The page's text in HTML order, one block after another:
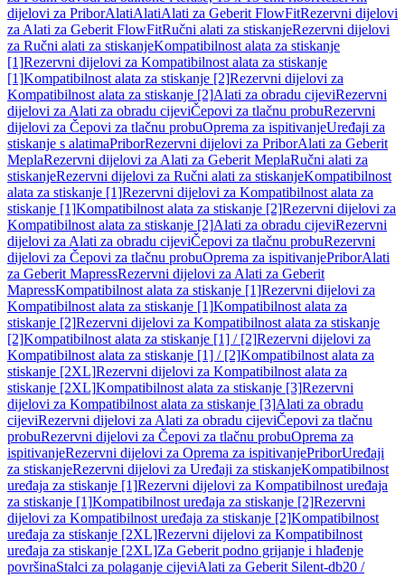
dijelovi za PriborAlatiAlatiAlati za Geberit FlowFitRezervni dijelovi
za Alati za Geberit FlowFitRučni alati za stiskanjeRezervni dijelovi
za Ručni alati za stiskanjeKompatibilnost alata za stiskanje
[1]Rezervni dijelovi za Kompatibilnost alata za stiskanje
[1]Kompatibilnost alata za stiskanje [2]Rezervni dijelovi za
Kompatibilnost alata za stiskanje [2]Alati za obradu cijeviRezervni
dijelovi za Alati za obradu cijeviČepovi za tlačnu probuRezervni
dijelovi za Čepovi za tlačnu probuOprema za ispitivanjeUređaji za
stiskanje s alatimaPriborRezervni dijelovi za PriborAlati za Geberit
MeplaRezervni dijelovi za Alati za Geberit MeplaRučni alati za
stiskanjeRezervni dijelovi za Ručni alati za stiskanjeKompatibilnost
alata za stiskanje [1]Rezervni dijelovi za Kompatibilnost alata za
stiskanje [1]Kompatibilnost alata za stiskanje [2]Rezervni dijelovi za
Kompatibilnost alata za stiskanje [2]Alati za obradu cijeviRezervni
dijelovi za Alati za obradu cijeviČepovi za tlačnu probuRezervni
dijelovi za Čepovi za tlačnu probuOprema za ispitivanjePriborAlati
za Geberit MapressRezervni dijelovi za Alati za Geberit
MapressKompatibilnost alata za stiskanje [1]Rezervni dijelovi za
Kompatibilnost alata za stiskanje [1]Kompatibilnost alata za
stiskanje [2]Rezervni dijelovi za Kompatibilnost alata za stiskanje
[2]Kompatibilnost alata za stiskanje [1] / [2]Rezervni dijelovi za
Kompatibilnost alata za stiskanje [1] / [2]Kompatibilnost alata za
stiskanje [2XL]Rezervni dijelovi za Kompatibilnost alata za
stiskanje [2XL]Kompatibilnost alata za stiskanje [3]Rezervni
dijelovi za Kompatibilnost alata za stiskanje [3]Alati za obradu
cijeviRezervni dijelovi za Alati za obradu cijeviČepovi za tlačnu
probuRezervni dijelovi za Čepovi za tlačnu probuOprema za
ispitivanjeRezervni dijelovi za Oprema za ispitivanjePriborUređaji
za stiskanjeRezervni dijelovi za Uređaji za stiskanjeKompatibilnost
uređaja za stiskanje [1]Rezervni dijelovi za Kompatibilnost uređaja
za stiskanje [1]Kompatibilnost uređaja za stiskanje [2]Rezervni
dijelovi za Kompatibilnost uređaja za stiskanje [2]Kompatibilnost
uređaja za stiskanje [2XL]Rezervni dijelovi za Kompatibilnost
uređaja za stiskanje [2XL]Za Geberit podno grijanje i hlađenje
površinaStalci za polaganje cijeviAlati za Geberit Silent-db20 /